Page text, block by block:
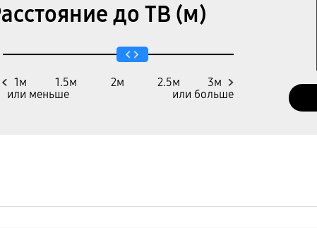
до ТВ (м)
1м 1.5м 2м 2.5м 3м